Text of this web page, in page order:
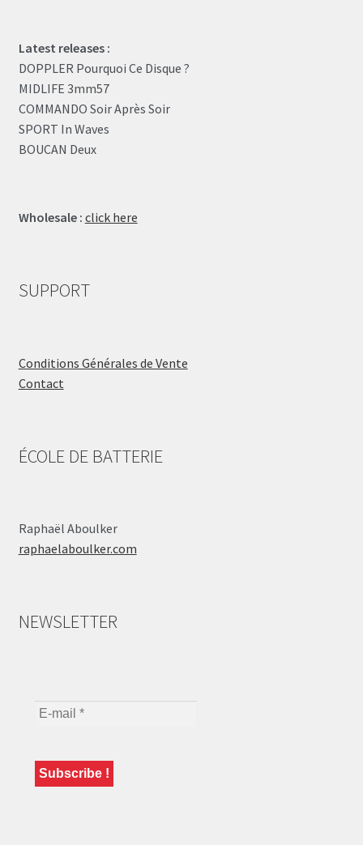
Latest releases :
DOPPLER Pourquoi Ce Disque ?
MIDLIFE 3mm57
COMMANDO Soir Après Soir
SPORT In Waves
BOUCAN Deux
Wholesale : click here
SUPPORT
Conditions Générales de Vente
Contact
ÉCOLE DE BATTERIE
Raphaël Aboulker
raphaelaboulker.com
NEWSLETTER